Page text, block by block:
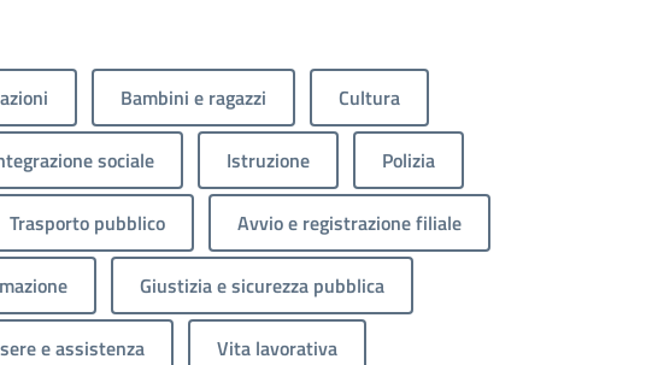
Bambini e ragazzi Cultura
sociale Istruzione Polizia
Trasporto pubblico Avvio e registrazione filiale
Giustizia e sicurezza pubblica
e assistenza Vita lavorativa